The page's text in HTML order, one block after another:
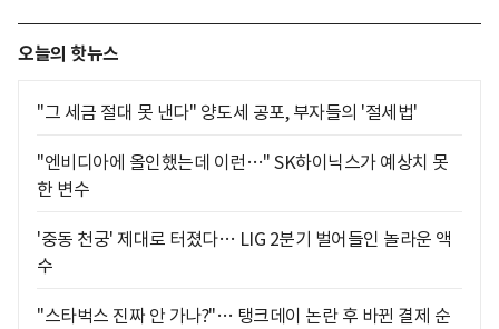
오늘의 핫뉴스
"그 세금 절대 못 낸다" 양도세 공포, 부자들의 '절세법'
"엔비디아에 올인했는데 이런…" SK하이닉스가 예상치 못
한 변수
'중동 천궁' 제대로 터졌다… LIG 2분기 벌어들인 놀라운 액
수
"스타벅스 진짜 안 가나?"… 탱크데이 논란 후 바뀐 결제 순